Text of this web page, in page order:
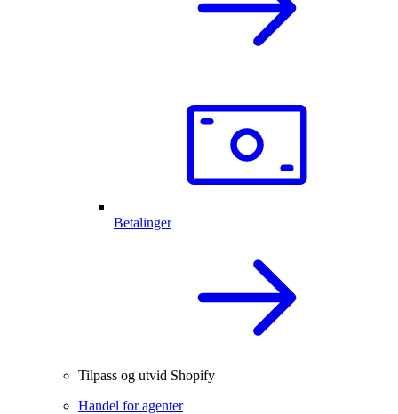
Betalinger
Tilpass og utvid Shopify
Handel for agenter